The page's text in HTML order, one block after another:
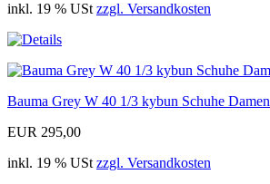
inkl. 19 % USt zzgl. Versandkosten
Bauma Grey W 40 1/3 kybun Schuhe Damen
EUR 295,00
inkl. 19 % USt zzgl. Versandkosten